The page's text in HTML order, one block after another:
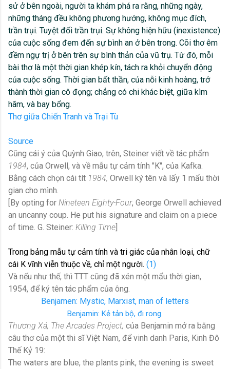
sử ở bên ngoài, người ta khám phá ra rằng, những ngày,
những tháng đều không phương hướng, không mục đích,
trần trụi. Tuyệt đối trần trụi. Sự không hiện hữu (inexistence)
của cuộc sống đem đến sự bình an ở bên trong. Cõi thơ êm
đềm ngự trị ở bên trên sự bình thản của vũ trụ. Từ đó, mỗi
bài thơ là một thời gian khép kín, tách ra khỏi chuyển động
của cuộc sống. Thời gian bất thần, của nỗi kinh hoàng, trở
thành thời gian cô đọng; chẳng có chi khác biệt, giữa kìm
hãm, và bay bổng.
Thơ giữa Chiến Tranh và Trại Tù
Source
Cũng cái ý của Quỳnh Giao, trên, Steiner viết về tác phẩm
1984, của Orwell, và về mẫu tự cảm tính "K", của Kafka.
Bằng cách chọn cái tít 1984, Orwell ký tên và lấy 1 mẩu thời
gian cho mình.
[By opting for Nineteen Eighty-Four, George Orwell achieved
an uncanny coup. He put his signature and claim on a piece
of time. G. Steiner: Killing Time
Trong bảng mẫu tự cảm tính và tri giác của nhân loại, chữ
cái K vĩnh viễn thuộc về, chỉ một người. (1)
Và nếu như thế, thì TTT cũng đã xén một mẩu thời gian,
1954, để ký tên tác phẩm của ông.
Benjamen: Mystic, Marxist, man of letters
Benjamin: Kẻ tản bộ, đi rong.
Thương Xá, The Arcades Project, của Benjamin mở ra bằng
câu thơ của một thi sĩ Việt Nam, để vinh danh Paris, Kinh Đô
Thế Kỷ 19:
The waters are blue, the plants pink, the evening is sweet